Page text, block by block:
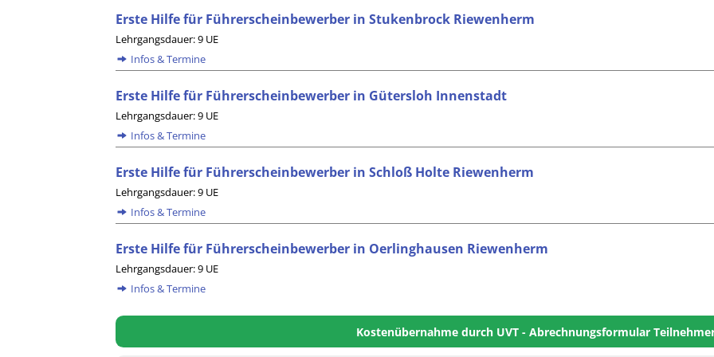
Erste Hilfe für Führerscheinbewerber in Stukenbrock Riewenherm
Lehrgangsdauer: 9 UE
Infos & Termine
Erste Hilfe für Führerscheinbewerber in Gütersloh Innenstadt
Lehrgangsdauer: 9 UE
Infos & Termine
Erste Hilfe für Führerscheinbewerber in Schloß Holte Riewenherm
Lehrgangsdauer: 9 UE
Infos & Termine
Erste Hilfe für Führerscheinbewerber in Oerlinghausen Riewenherm
Lehrgangsdauer: 9 UE
Infos & Termine
Kostenübernahme durch UVT - Abrechnungsformular